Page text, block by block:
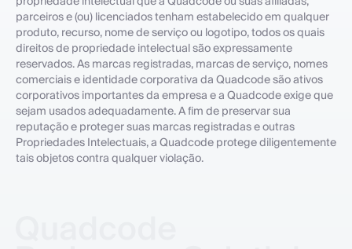
parceiros e (ou) licenciados tenham estabelecido em qualquer
produto, recurso, nome de serviço ou logotipo, todos os quais
direitos de propriedade intelectual são expressamente
reservados. As marcas registradas, marcas de serviço, nomes
comerciais e identidade corporativa da Quadcode são ativos
corporativos importantes da empresa e a Quadcode exige que
sejam usados adequadamente. A fim de preservar sua
reputação e proteger suas marcas registradas e outras
Propriedades Intelectuais, a Quadcode protege diligentemente
tais objetos contra qualquer violação.